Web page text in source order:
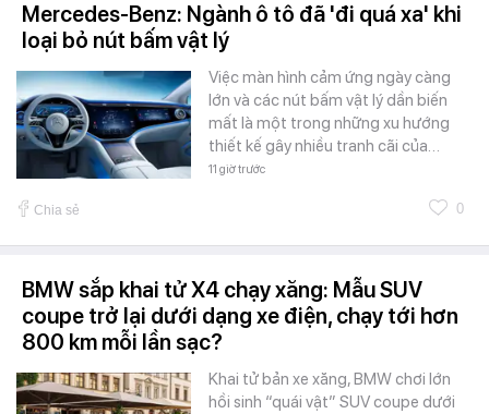
Mercedes-Benz: Ngành ô tô đã 'đi quá xa' khi
loại bỏ nút bấm vật lý
Việc màn hình cảm ứng ngày càng
lớn và các nút bấm vật lý dần biến
mất là một trong những xu hướng
thiết kế gây nhiều tranh cãi của…
11 giờ trước
Chia sẻ 0
BMW sắp khai tử X4 chạy xăng: Mẫu SUV
coupe trở lại dưới dạng xe điện, chạy tới hơn
800 km mỗi lần sạc?
Khai tử bản xe xăng, BMW chơi lớn
hồi sinh “quái vật” SUV coupe dưới